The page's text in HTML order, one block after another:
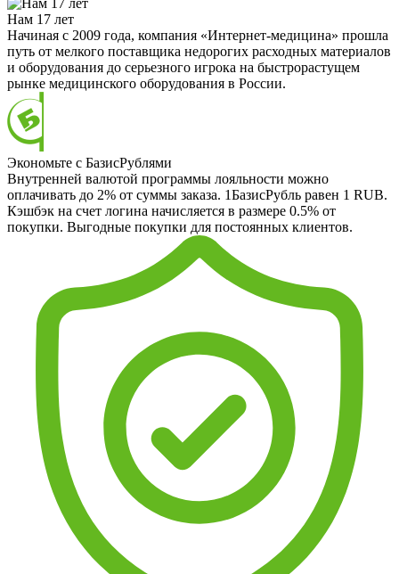
Нам 17 лет
Начиная с 2009 года, компания «Интернет-медицина» прошла
путь от мелкого поставщика недорогих расходных материалов
и оборудования до серьезного игрока на быстрорастущем
рынке медицинского оборудования в России.
Экономьте с БазисРублями
Внутренней валютой программы лояльности можно
оплачивать до 2% от суммы заказа. 1БазисРубль равен 1 RUB.
Кэшбэк на счет логина начисляется в размере 0.5% от
покупки. Выгодные покупки для постоянных клиентов.